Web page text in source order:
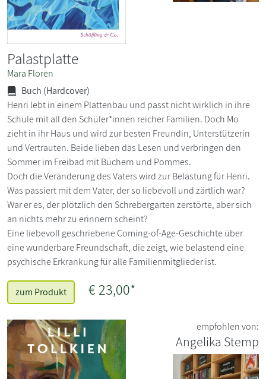
Palastplatte
Mara Floren
Buch (Hardcover)
Henri lebt in einem Plattenbau und passt nicht wirklich in ihre
Schule mit all den Schüler*innen reicher Familien. Doch Mo
zieht in ihr Haus und wird zur besten Freundin, Unterstützerin
und Vertrauten. Beide lieben das Lesen und verbringen den
Sommer im Freibad mit Büchern und Pommes.
Doch die Veränderung des Vaters wird zur Belastung für Henri.
Was passiert mit dem Vater, der so liebevoll und zärtlich war?
War er es, der plötzlich den Schrebergarten zerstörte, aber sich
an nichts mehr zu erinnern scheint?
Eine liebevoll geschriebene Coming-of-Age-Geschichte über
eine wunderbare Freundschaft, die zeigt, wie belastend eine
psychische Erkrankung für alle Familienmitglieder ist.
zum Produkt € 23,00*
empfohlen von:
Angelika Stemp